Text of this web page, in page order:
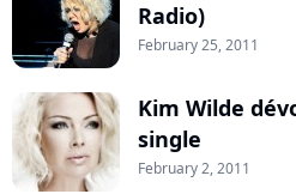
Radio)
February 25, 2011
Kim Wilde
single
February 2, 2011